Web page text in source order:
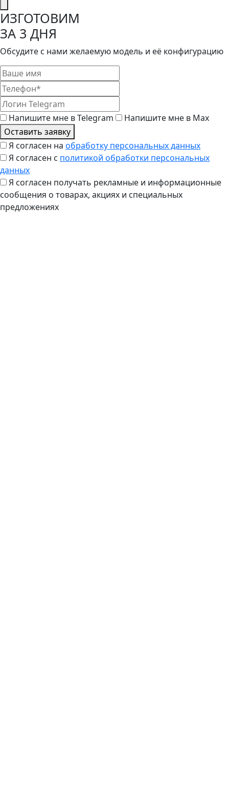
ИЗГОТОВИМ
ЗА 3 ДНЯ
Обсудите с нами желаемую модель и её конфигурацию
Напишите мне в Telegram
Напишите мне в Max
Оставить заявку
Я согласен на обработку персональных данных
Я согласен с политикой обработки персональных
данных
Я согласен получать рекламные и информационные
сообщения о товарах, акциях и специальных
предложениях